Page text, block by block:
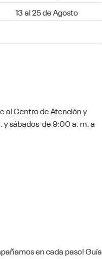
13 al 25 de Agosto
al Centro de Atención y
y sábados de 9:00 a. m. a
en cada paso! Guía